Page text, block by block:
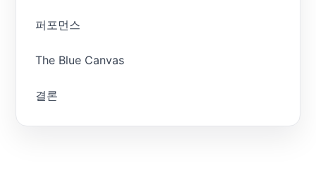
퍼포먼스
The Blue Canvas
결론